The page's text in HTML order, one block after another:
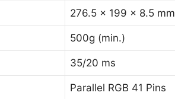
276.5 x 199 x 8.5 mm
500g (min.)
35/20 ms
Parallel RGB 41 Pins